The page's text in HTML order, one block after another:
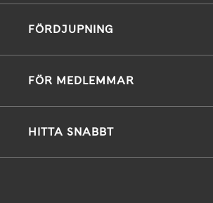
FÖRDJUPNING
FÖR MEDLEMMAR
HITTA SNABBT